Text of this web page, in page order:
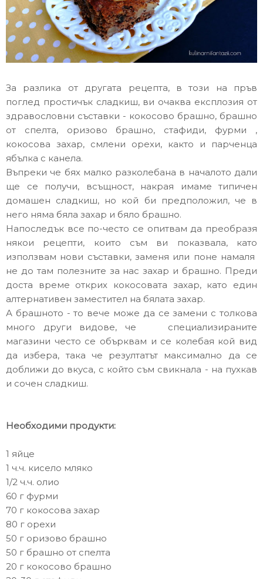
За разлика от другата рецепта, в този на пръв
поглед простичък сладкиш, ви очаква експлозия от
здравословни съставки - кокосово брашно, брашно
от спелта, оризово брашно, стафиди, фурми ,
кокосова захар, смлени орехи, както и парченца
ябълка с канела.
Въпреки че бях малко разколебана в началото дали
ще се получи, всъщност, накрая имаме типичен
домашен сладкиш, но кой би предположил, че в
него няма бяла захар и бяло брашно.
Напоследък все по-често се опитвам да преобразя
някои рецепти, които съм ви показвала, като
използвам нови съставки, заменя или поне намаля
не до там полезните за нас захар и брашно. Преди
доста време открих кокосовата захар, като един
алтернативен заместител на бялата захар.
А брашното - то вече може да се замени с толкова
много други видове, че специализираните
магазини често се обърквам и се колебая кой вид
да избера, така че резултатът максимално да се
доближи до вкусa, с който съм свикнала - на пухкав
и сочен сладкиш.
Необходими продукти:
1 яйце
1 ч.ч. кисело мляко
1/2 ч.ч. олио
60 г фурми
70 г кокосова захар
80 г орехи
50 г оризово брашно
50 г брашно от спелта
20 г кокосово брашно